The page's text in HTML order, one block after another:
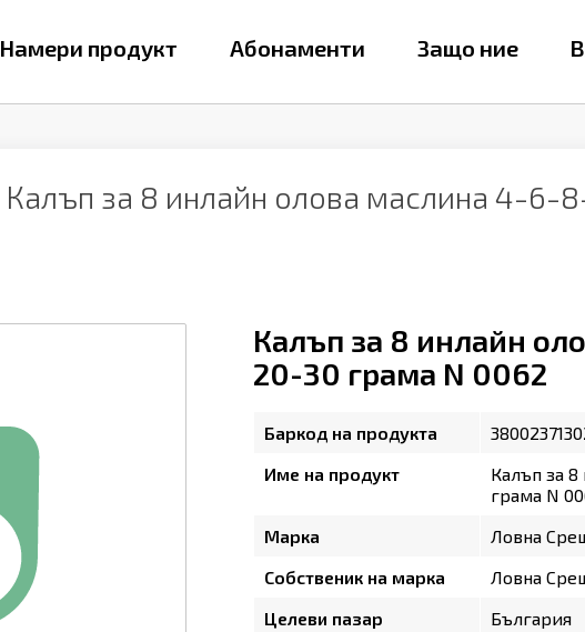
Намери продукт Абонаменти Защо ние
Калъп за 8 инлайн олова маслина 4-6-
Калъп за 8 инлайн
20-30 грама N 0062
Баркод на продукта
Име на продукт
Калъп за
грама N
Марка
Ловна
Собственик на марка
Ловна
Целеви пазар
България